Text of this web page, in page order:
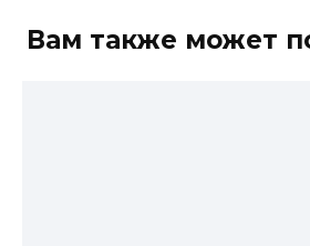
Вам также может